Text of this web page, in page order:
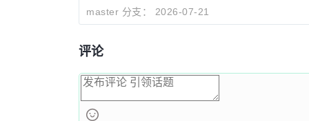
master 分支： 2026-07-21
评论